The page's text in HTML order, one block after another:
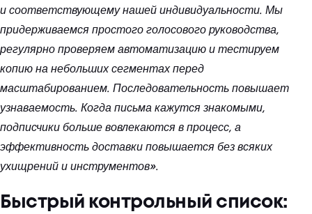
и соответствующему нашей индивидуальности. Мы
придерживаемся простого голосового руководства,
регулярно проверяем автоматизацию и тестируем
копию на небольших сегментах перед
масштабированием. Последовательность повышает
узнаваемость. Когда письма кажутся знакомыми,
подписчики больше вовлекаются в процесс, а
эффективность доставки повышается без всяких
ухищрений и инструментов».
Быстрый контрольный список: